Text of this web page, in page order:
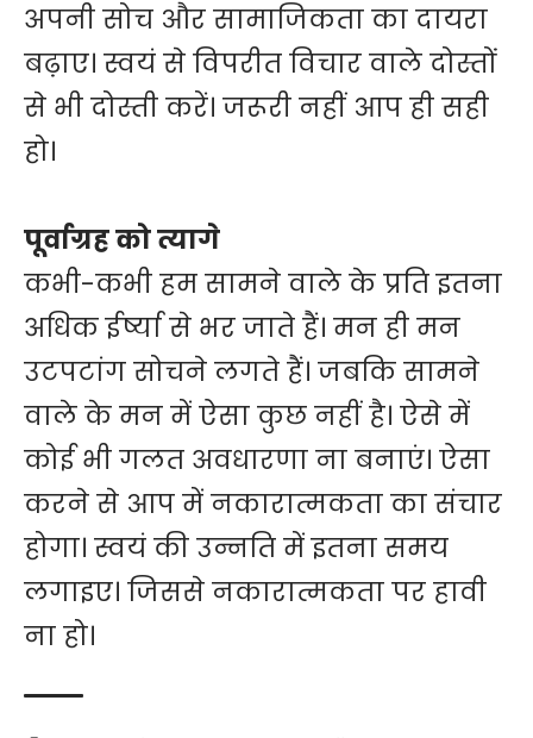
अपनी सोच और सामाजिकता का दायरा
बढ़ाए। स्वयं से विपरीत विचार वाले दोस्तों
से भी दोस्ती करें। जरूरी नहीं आप ही सही
हो।
पूर्वाग्रह को त्यागे
कभी-कभी हम सामने वाले के प्रति इतना
अधिक ईर्ष्या से भर जाते हैं। मन ही मन
उटपटांग सोचने लगते हैं। जबकि सामने
वाले के मन में ऐसा कुछ नहीं है। ऐसे में
कोई भी गलत अवधारणा ना बनाएं। ऐसा
करने से आप में नकारात्मकता का संचार
होगा। स्वयं की उन्नति में इतना समय
लगाइए। जिससे नकारात्मकता पर हावी
ना हो।